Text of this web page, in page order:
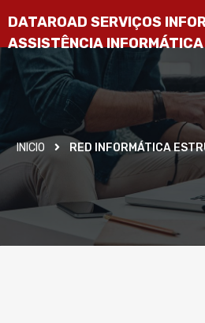
INICIO RED INFORMÁTICA